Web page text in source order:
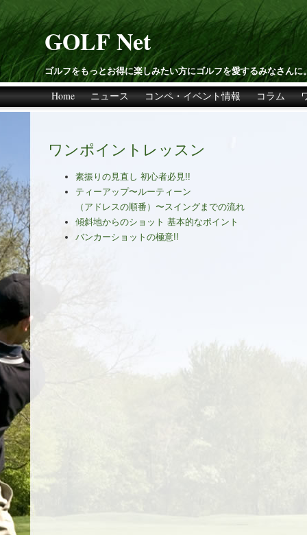
GOLF Net
ゴルフをもっとお得に楽しみたい方にゴルフを愛するみなさんに
Home ニュース コンペ・イベント情報 コラム
ワンポイントレッスン
素振りの見直し 初心者必見!!
ティーアップ〜ルーティーン
（アドレスの順番）〜スイングまでの流れ
傾斜地からのショット 基本的なポイント
バンカーショットの極意!!